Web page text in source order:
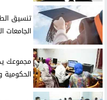
الجامعات
مجموعك
الحكومية